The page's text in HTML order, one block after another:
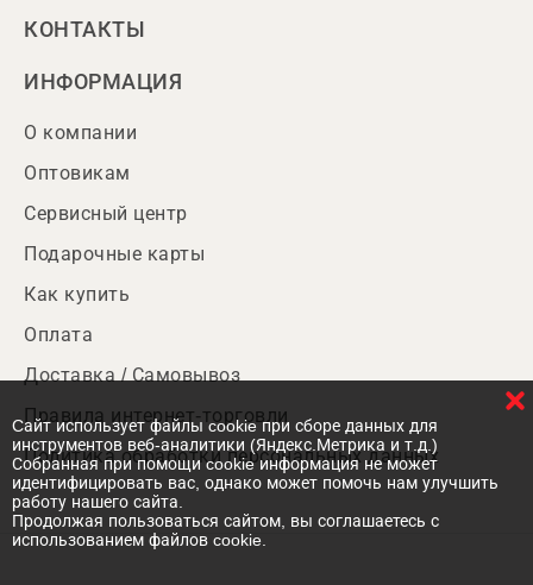
КОНТАКТЫ
ИНФОРМАЦИЯ
О компании
Оптовикам
Сервисный центр
Подарочные карты
Как купить
Оплата
Доставка / Самовывоз
Правила интернет-торговли
Политика обработки персональных данных
Cайт использует файлы cookie при сборе данных для
инструментов веб-аналитики (Яндекс.Метрика и т.д.)
Собранная при помощи cookie информация не может
идентифицировать вас, однако может помочь нам улучшить
работу нашего сайта.
Продолжая пользоваться сайтом, вы соглашаетесь с
использованием файлов cookie.